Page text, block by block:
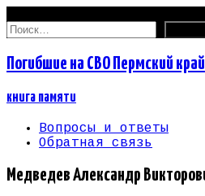
Найти:
Погибшие на СВО Пермский край
книга памяти
Вопросы и ответы
Обратная связь
Медведев Александр